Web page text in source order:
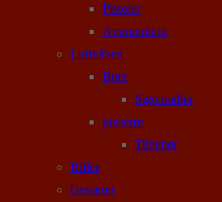
Pistoler
Ammunition
Luftvåben
Buer
Sigtemidler
pusterør
Tilbehør
Rifler
Geværer